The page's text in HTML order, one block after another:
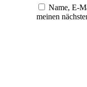
Name, E-
meinen